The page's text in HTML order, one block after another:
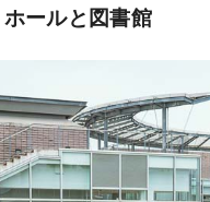
ールと図書館